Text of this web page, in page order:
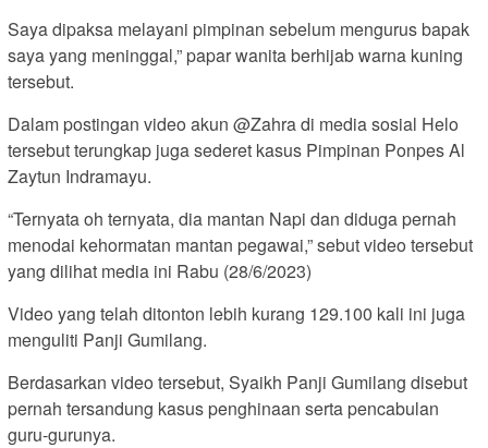
Saya dipaksa melayani pimpinan sebelum mengurus bapak
saya yang meninggal,” papar wanita berhijab warna kuning
tersebut.
Dalam postingan video akun @Zahra di media sosial Helo
tersebut terungkap juga sederet kasus Pimpinan Ponpes Al
Zaytun Indramayu.
“Ternyata oh ternyata, dia mantan Napi dan diduga pernah
menodai kehormatan mantan pegawai,” sebut video tersebut
yang dilihat media ini Rabu (28/6/2023)
Video yang telah ditonton lebih kurang 129.100 kali ini juga
menguliti Panji Gumilang.
Berdasarkan video tersebut, Syaikh Panji Gumilang disebut
pernah tersandung kasus penghinaan serta pencabulan
guru-gurunya.